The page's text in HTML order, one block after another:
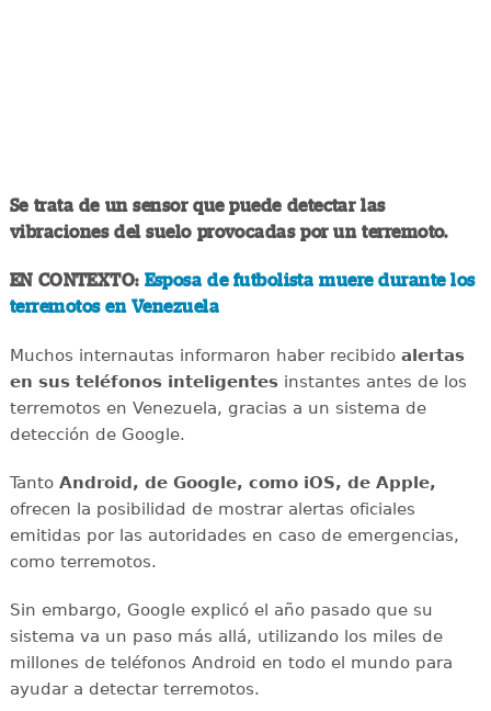
Se trata de un sensor que puede detectar las
vibraciones del suelo provocadas por un terremoto.
EN CONTEXTO: Esposa de futbolista muere durante los
terremotos en Venezuela
Muchos internautas informaron haber recibidoalertas
en sus teléfonos inteligentesinstantes antes de los
terremotos en Venezuela, gracias a un sistema de
detección de Google.
Tanto Android, de Google, como iOS, de Apple,
ofrecen la posibilidad de mostrar alertas oficiales
emitidas por las autoridades en caso de emergencias,
como terremotos.
Sin embargo, Google explicó el año pasado que su
sistema va un paso más allá, utilizando los miles de
millones de teléfonos Android en todo el mundo para
ayudar a detectar terremotos.